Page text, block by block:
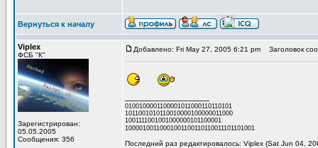
Вернуться к началу
Viplex
ФСБ "К"
Зарегистрирован:
05.05.2005
Сообщения: 356
Добавлено: Fri May 27, 2005 6:21 pm Заголовок
0100100001100001011000110110101
1011001010110010000100000011000
1001111001001000000101100001
10000100110001001100110110011101101001
Последний раз редактировалось: Viplex (Sat Jun 04,